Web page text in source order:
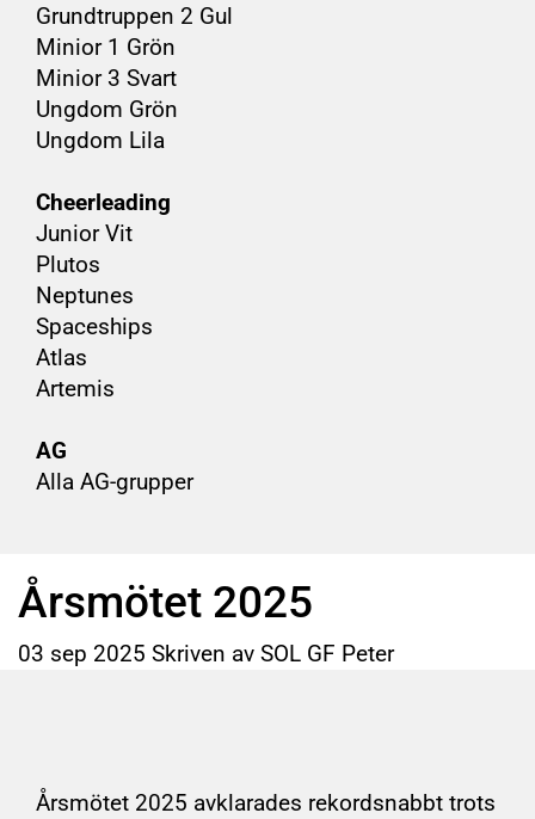
Grundtruppen 2 Gul
Minior 1 Grön
Minior 3 Svart
Ungdom Grön
Ungdom Lila
Cheerleading
Junior Vit
Plutos
Neptunes
Spaceships
Atlas
Artemis
AG
Alla AG-grupper
Årsmötet 2025
03 sep 2025 Skriven av SOL GF Peter
Årsmötet 2025 avklarades rekordsnabbt trots